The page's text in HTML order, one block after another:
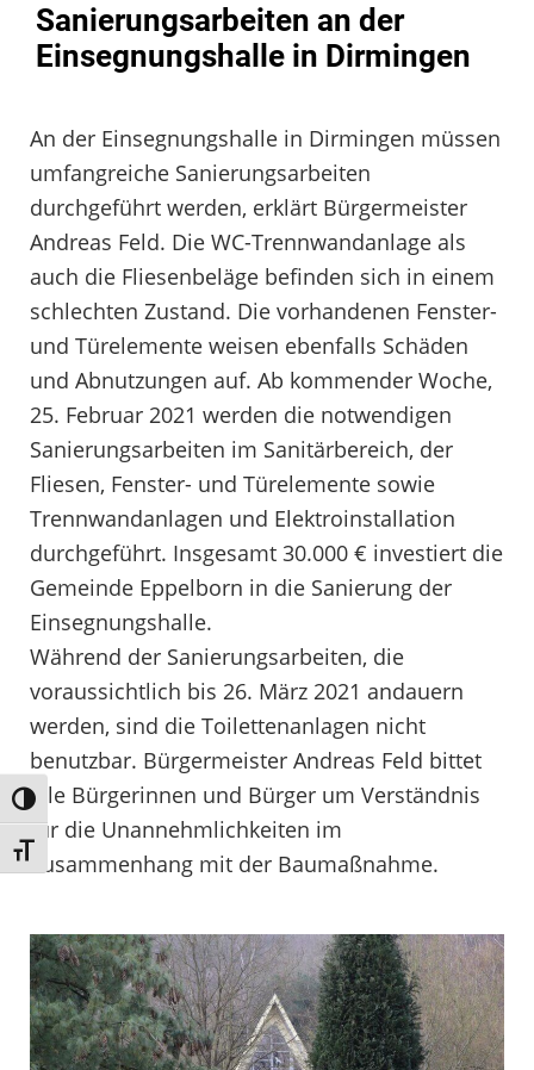
Umschalten auf hohe Kontraste
Schrift vergrößern
Sanierungsarbeiten an der
Einsegnungshalle in Dirmingen
An der Einsegnungshalle in Dirmingen müssen
umfangreiche Sanierungsarbeiten
durchgeführt werden, erklärt Bürgermeister
Andreas Feld. Die WC-Trennwandanlage als
auch die Fliesenbeläge befinden sich in einem
schlechten Zustand. Die vorhandenen Fenster-
und Türelemente weisen ebenfalls Schäden
und Abnutzungen auf. Ab kommender Woche,
25. Februar 2021 werden die notwendigen
Sanierungsarbeiten im Sanitärbereich, der
Fliesen, Fenster- und Türelemente sowie
Trennwandanlagen und Elektroinstallation
durchgeführt. Insgesamt 30.000 € investiert die
Gemeinde Eppelborn in die Sanierung der
Einsegnungshalle.
Während der Sanierungsarbeiten, die
voraussichtlich bis 26. März 2021 andauern
werden, sind die Toilettenanlagen nicht
benutzbar. Bürgermeister Andreas Feld bittet
alle Bürgerinnen und Bürger um Verständnis
für die Unannehmlichkeiten im
Zusammenhang mit der Baumaßnahme.